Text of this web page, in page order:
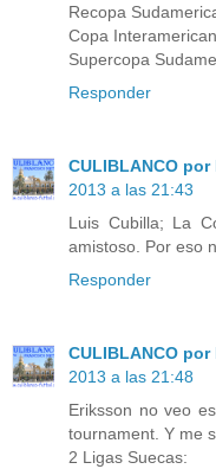
Recopa
Copa
Supercopa
Responder
CULIBLANCO por
2013 a las 21:43
Luis Cubilla; La
amistoso. Por eso
Responder
CULIBLANCO por
2013 a las 21:48
Eriksson no veo
tournament. Y me
2 Ligas Suecas: